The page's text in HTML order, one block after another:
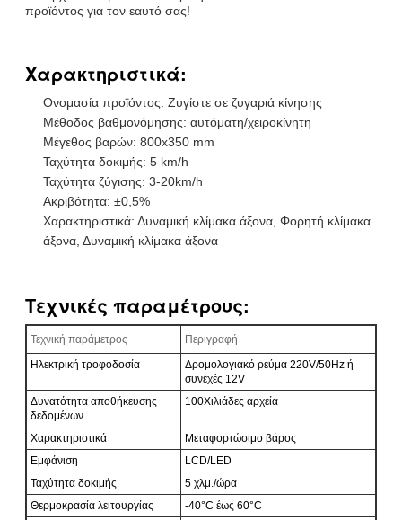
προϊόντος για τον εαυτό σας!
Χαρακτηριστικά:
Ονομασία προϊόντος: Ζυγίστε σε ζυγαριά κίνησης
Μέθοδος βαθμονόμησης: αυτόματη/χειροκίνητη
Μέγεθος βαρών: 800x350 mm
Ταχύτητα δοκιμής: 5 km/h
Ταχύτητα ζύγισης: 3-20km/h
Ακριβότητα: ±0,5%
Χαρακτηριστικά: Δυναμική κλίμακα άξονα, Φορητή κλίμακα
άξονα, Δυναμική κλίμακα άξονα
Τεχνικές παραμέτρους:
Τεχνική παράμετρος
Περιγραφή
Ηλεκτρική τροφοδοσία
Δρομολογιακό ρεύμα 220V/50Hz ή
συνεχές 12V
Δυνατότητα αποθήκευσης
δεδομένων
100Χιλιάδες αρχεία
Χαρακτηριστικά
Μεταφορτώσιμο βάρος
Εμφάνιση
LCD/LED
Ταχύτητα δοκιμής
5 χλμ./ώρα
Θερμοκρασία λειτουργίας
-40°C έως 60°C